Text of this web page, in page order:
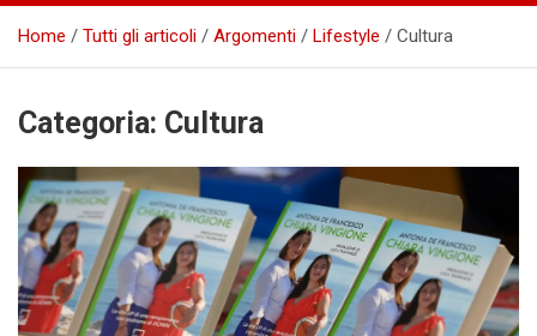
Home Tutti gli articoli Argomenti Lifestyle Cultura
Categoria: Cultura